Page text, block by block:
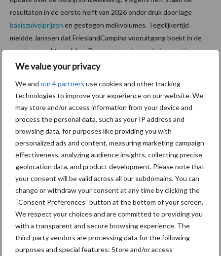
We value your privacy
We and our 4 partners use cookies and other tracking
technologies to improve your experience on our website. We
may store and/or access information from your device and
process the personal data, such as your IP address and
browsing data, for purposes like providing you with
personalized ads and content, measuring marketing campaign
effectiveness, analyzing audience insights, collecting precise
geolocation data, and product development. Please note that
your consent will be valid across all our subdomains. You can
change or withdraw your consent at any time by clicking the
“Consent Preferences” button at the bottom of your screen.
We respect your choices and are committed to providing you
with a transparent and secure browsing experience. The
third-party vendors are processing data for the following
purposes and special features: Store and/or access
resultaten in de eerste helft van 2026 onder druk door lage
basiszuivelprijzen en gestegen melkvolumes. Tegelijkertijd
meldde Janssen dat FrieslandCampina vooruitgang boekt in de
groei van marktaandelen. Daarnaast verlopen de integraties van
Milcobel en Wisconsin Whey Protein volgens plan. De prioriteiten
margeverbetering en kostenbeheersing.
Bron en beeld:FrieslandCampina
Aanbevolen voor jou!
Tot 5 ton per wiel om
ondergrondverdichting te
beperken
Jaarverslag 2025 Royal A-
ware: omzet groeit,
nettoresultaat daalt